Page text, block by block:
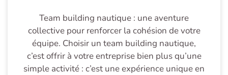
Team building nautique : une aventure
collective pour renforcer la cohésion de votre
équipe. Choisir un team building nautique,
c’est offrir à votre entreprise bien plus qu’une
simple activité : c’est une expérience unique en